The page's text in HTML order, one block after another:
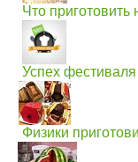
Что
Успех
Физики